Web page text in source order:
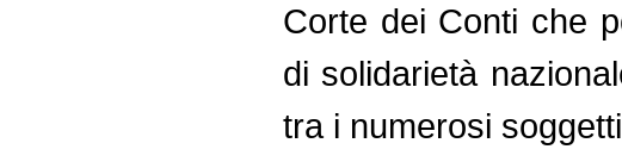
Corte dei Conti che
di solidarietà
tra i numerosi